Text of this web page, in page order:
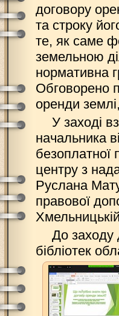
договору
та строку
те, як саме
земельною
нормативна
Обговорено
оренди
У заході
начальника
безоплатної
центру з
Руслана
правової
До заходу
бібліотек